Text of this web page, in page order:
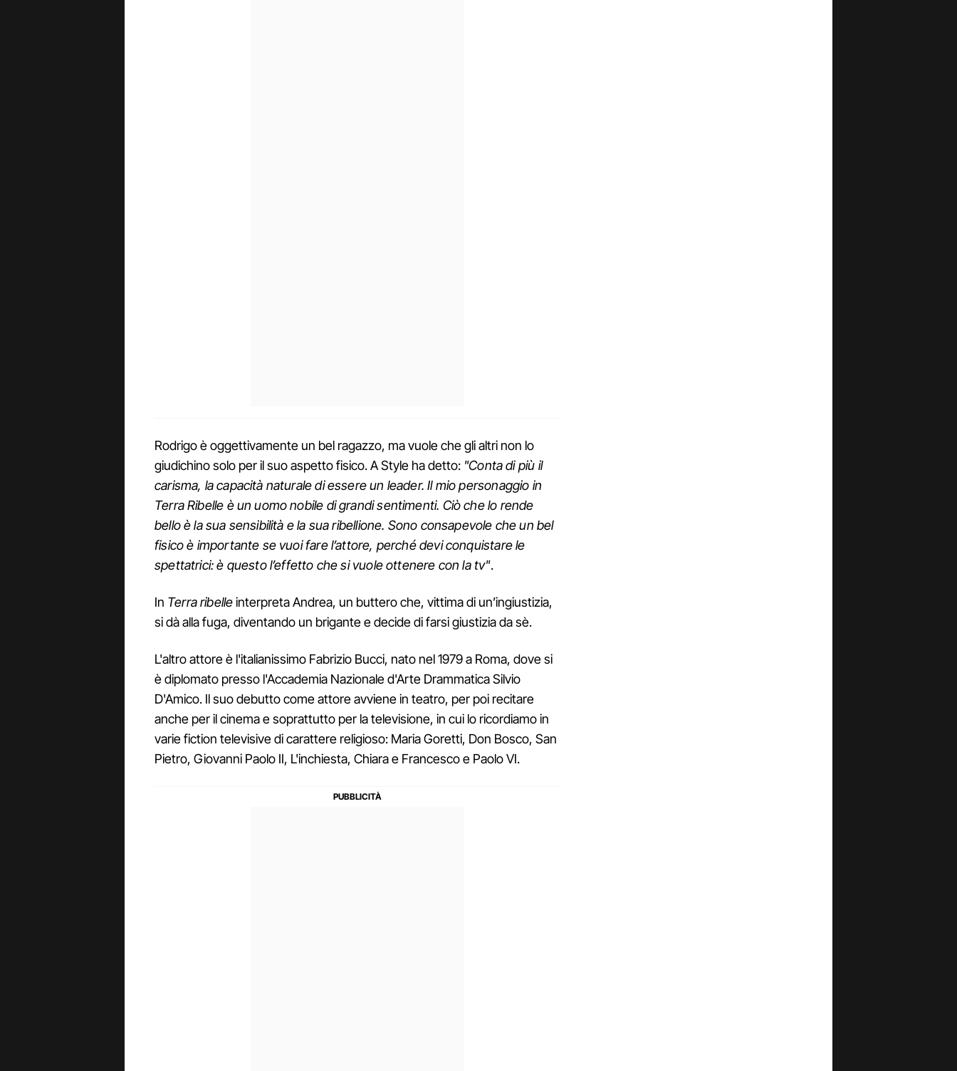
Rodrigo è oggettivamente un bel ragazzo, ma vuole che gli altri non lo
giudichino solo per il suo aspetto fisico. A Style ha detto: "Conta di più il
carisma, la capacità naturale di essere un leader. Il mio personaggio in
Terra Ribelle è un uomo nobile di grandi sentimenti. Ciò che lo rende
bello è la sua sensibilità e la sua ribellione. Sono consapevole che un bel
fisico è importante se vuoi fare l’attore, perché devi conquistare le
spettatrici: è questo l’effetto che si vuole ottenere con la tv".
In Terra ribelleinterpreta Andrea, un buttero che, vittima di un’ingiustizia,
si dà alla fuga, diventando un brigante e decide di farsi giustizia da sè.
L'altro attore è l'italianissimo Fabrizio Bucci, nato nel 1979 a Roma, dove si
è diplomato presso l'Accademia Nazionale d'Arte Drammatica Silvio
D'Amico. Il suo debutto come attore avviene in teatro, per poi recitare
anche per il cinema e soprattutto per la televisione, in cui lo ricordiamo in
varie fiction televisive di carattere religioso: Maria Goretti, Don Bosco, San
Pietro, Giovanni Paolo II, L'inchiesta, Chiara e Francesco e Paolo VI.